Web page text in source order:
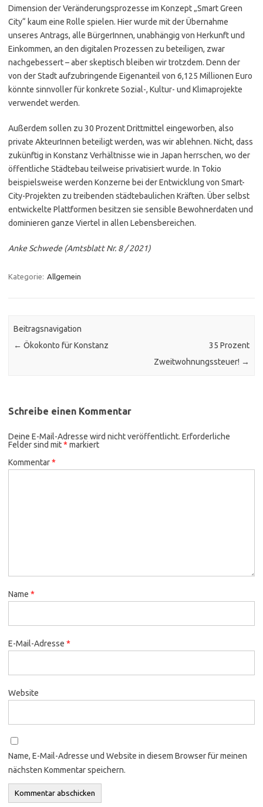
Dimension der Veränderungsprozesse im Konzept „Smart Green
City“ kaum eine Rolle spielen. Hier wurde mit der Übernahme
unseres Antrags, alle BürgerInnen, unabhängig von Herkunft und
Einkommen, an den digitalen Prozessen zu beteiligen, zwar
nachgebessert – aber skeptisch bleiben wir trotzdem. Denn der
von der Stadt aufzubringende Eigenanteil von 6,125 Millionen Euro
könnte sinnvoller für konkrete Sozial-, Kultur- und Klimaprojekte
verwendet werden.
Außerdem sollen zu 30 Prozent Drittmittel eingeworben, also
private AkteurInnen beteiligt werden, was wir ablehnen. Nicht, dass
zukünftig in Konstanz Verhältnisse wie in Japan herrschen, wo der
öffentliche Städtebau teilweise privatisiert wurde. In Tokio
beispielsweise werden Konzerne bei der Entwicklung von Smart-
City-Projekten zu treibenden städtebaulichen Kräften. Über selbst
entwickelte Plattformen besitzen sie sensible Bewohnerdaten und
dominieren ganze Viertel in allen Lebensbereichen.
Anke Schwede (Amtsblatt Nr. 8 / 2021)
Kategorie: Allgemein
Beitragsnavigation
← Ökokonto für Konstanz
35 Prozent
Zweitwohnungssteuer! →
Schreibe einen Kommentar
Deine E-Mail-Adresse wird nicht veröffentlicht. Erforderliche
Felder sind mit* markiert
Kommentar*
Name *
E-Mail-Adresse *
Website
Name, E-Mail-Adresse und Website in diesem Browser für meinen
nächsten Kommentar speichern.